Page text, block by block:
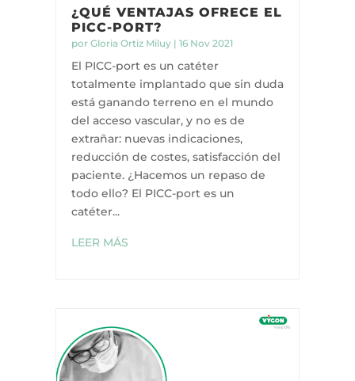
¿QUÉ VENTAJAS OFRECE EL
PICC-PORT?
por Gloria Ortiz Miluy| 16 Nov 2021
El PICC-port es un catéter
totalmente implantado que sin duda
está ganando terreno en el mundo
del acceso vascular, y no es de
extrañar: nuevas indicaciones,
reducción de costes, satisfacción del
paciente. ¿Hacemos un repaso de
todo ello? El PICC-port es un
catéter...
LEER MÁS